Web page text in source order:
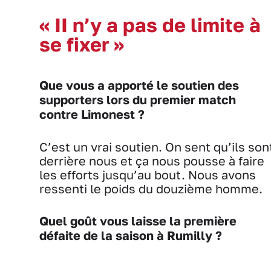
« II n’y a pas de limite à
se fixer »
Que vous a apporté le soutien des
supporters lors du premier match
contre Limonest ?
C’est un vrai soutien. On sent qu’ils
derrière nous et ça nous pousse à faire
les efforts jusqu’au bout. Nous avons
ressenti le poids du douzième homme.
Quel goût vous laisse la première
défaite de la saison à Rumilly ?